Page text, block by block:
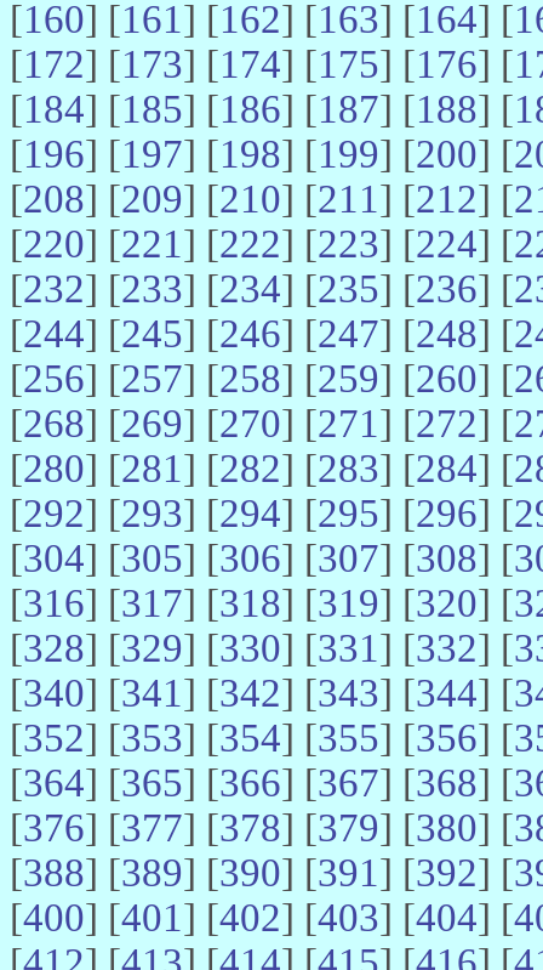
[160] [161] [162] [163] [164] [
[172] [173] [174] [175] [176] [
[184] [185] [186] [187] [188] [
[196] [197] [198] [199] [200] [
[208] [209] [210] [211] [212] [
[220] [221] [222] [223] [224] [
[232] [233] [234] [235] [236] [
[244] [245] [246] [247] [248] [
[256] [257] [258] [259] [260] [
[268] [269] [270] [271] [272] [
[280] [281] [282] [283] [284] [
[292] [293] [294] [295] [296] [
[304] [305] [306] [307] [308] [
[316] [317] [318] [319] [320] [
[328] [329] [330] [331] [332] [
[340] [341] [342] [343] [344] [
[352] [353] [354] [355] [356] [
[364] [365] [366] [367] [368] [
[376] [377] [378] [379] [380] [
[388] [389] [390] [391] [392] [
[400] [401] [402] [403] [404] [